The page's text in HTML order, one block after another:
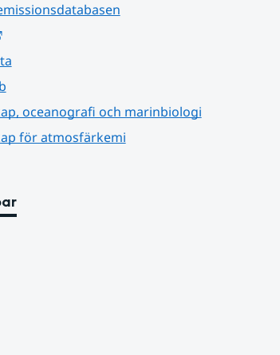
Länk till annan webbplats.
oceanografi och marinbiologi
för atmosfärkemi
till annan webbplats.
till annan webbplats.